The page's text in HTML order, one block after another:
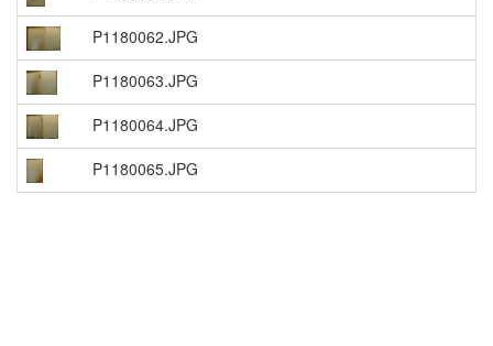
P1180062.JPG
P1180063.JPG
P1180064.JPG
P1180065.JPG